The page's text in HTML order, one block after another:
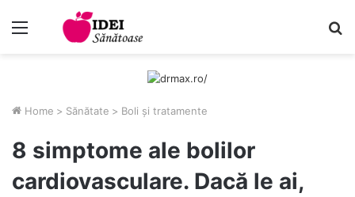
Home > Sănătate > Boli și tratamente
8 simptome ale bolilor
cardiovasculare. Dacă le ai,